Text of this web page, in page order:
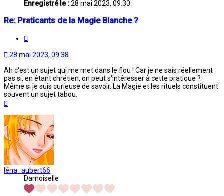
Enregistré le :28 mai 2023, 09:30
Re: Praticants de la Magie Blanche ?
28 mai 2023, 09:38
Ah c'est un sujet qui me met dans le flou ! Car je ne sais réellement
pas si, en étant chrétien, on peut s'intéresser à cette pratique ?
Même si je suis curieuse de savoir. La Magie et les rituels constituent
souvent un sujet tabou.
léna_aubert66
Damoiselle